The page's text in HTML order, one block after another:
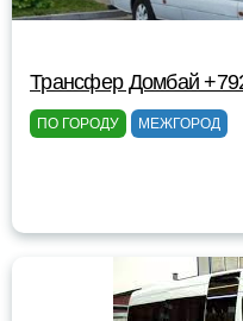
Трансфер Домбай
ПО ГОРОДУ МЕЖГОРОД